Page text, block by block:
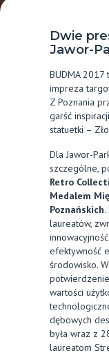
Dwie
Jawor-
BUDMA
impreza
Z Poznania
garść
statuetki –
Dla Jawor-
szczególne,
Retro
Medalem
Poznańskich
laureatów,
efektywność
środowisko.
wartości
dębowych
była wraz z
laureatom